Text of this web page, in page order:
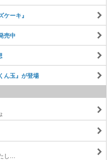
ーキ』
売中
ん玉』が登場
し…